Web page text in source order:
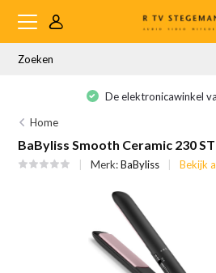
De elektronicawinkel
Home
BaByliss Smooth Ceramic 230
Merk:BaByliss Bekijk